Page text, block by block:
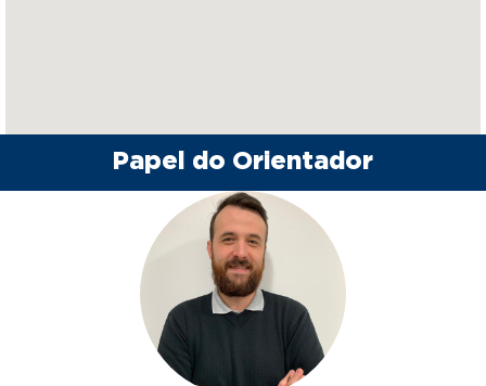
Papel do Orientador